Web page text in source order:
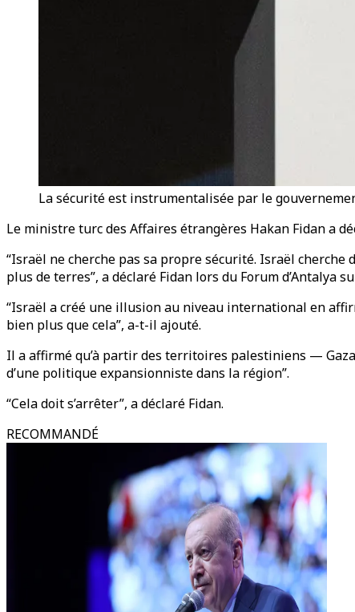
La sécurité est instrumentalisée par le
Le ministre turc des Affaires étrangères Hakan Fidan a
“Israël ne cherche pas sa propre sécurité. Israël
plus de terres”, a déclaré Fidan lors du Forum d’Antalya
“Israël a créé une illusion au niveau international en
bien plus que cela”, a-t-il ajouté.
Il a affirmé qu’à partir des territoires palestiniens —
d’une politique expansionniste dans la région”.
“Cela doit s’arrêter”, a déclaré Fidan.
RECOMMANDÉ